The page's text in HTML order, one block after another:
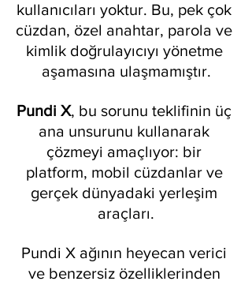
kullanıcıları yoktur. Bu, pek çok
cüzdan, özel anahtar, parola ve
kimlik doğrulayıcıyı yönetme
aşamasına ulaşmamıştır.
Pundi X, bu sorunu teklifinin üç
ana unsurunu kullanarak
çözmeyi amaçlıyor: bir
platform, mobil cüzdanlar ve
gerçek dünyadaki yerleşim
araçları.
Pundi X ağının heyecan verici
ve benzersiz özelliklerinden